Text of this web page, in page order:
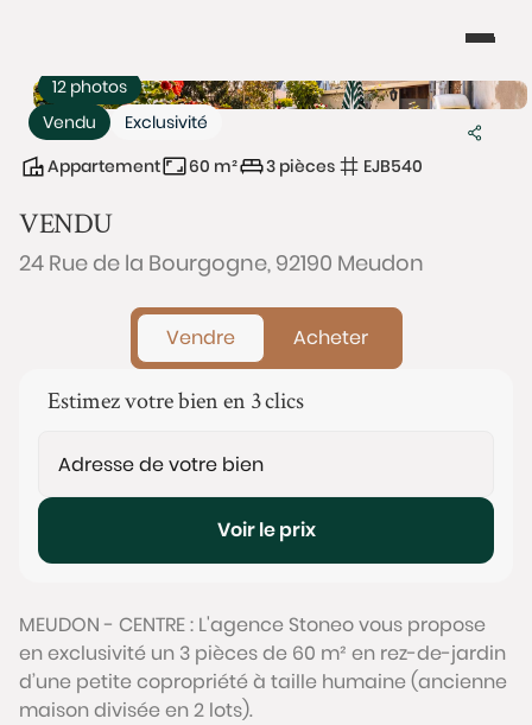
Vendu Exclusivité
12 photos
Appartement 60 m² 3 pièces EJB540
VENDU
24 Rue de la Bourgogne, 92190 Meudon
Vendre Acheter
Estimez votre bien en 3 clics
Voir le prix
MEUDON - CENTRE : L'agence Stoneo vous propose
en exclusivité un 3 pièces de 60 m² en rez-de-jardin
d’une petite copropriété à taille humaine (ancienne
maison divisée en 2 lots).